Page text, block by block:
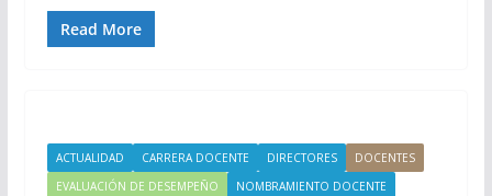
Read More
ACTUALIDAD CARRERA DOCENTE DIRECTORES
DOCENTES
EVALUACIÓN DE DESEMPEÑO
NOMBRAMIENTO DOCENTE